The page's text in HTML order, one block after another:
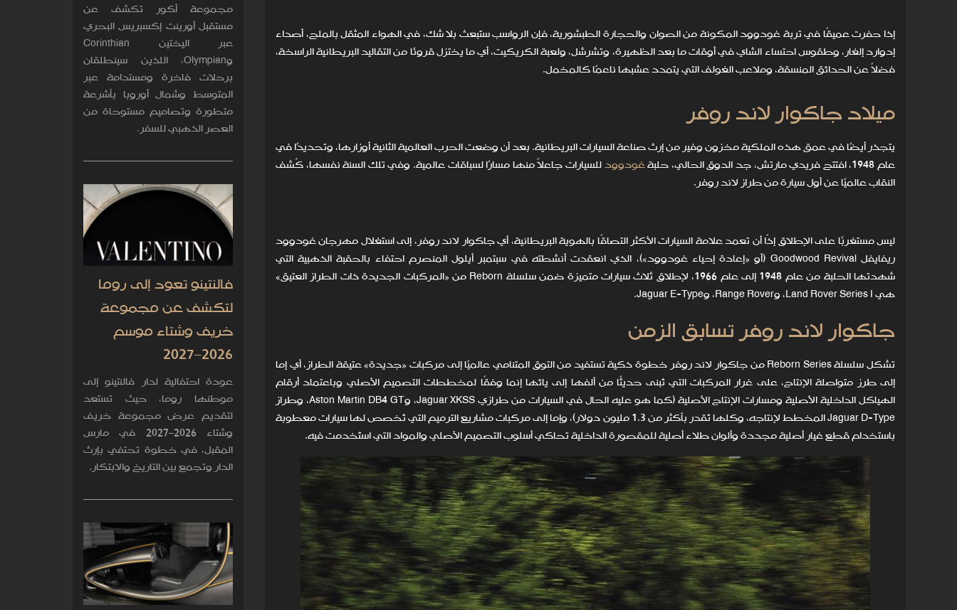
إذا حفرت عميقًا في تربة غودوود المكونة من الصوان والحجارة الطبشورية، فإن الرواسب ستَبعث بلا شك، في الهواء المثقل بالملح، أصداء
إدوارد إلغار، وطقوس احتساء الشاي في أوقات ما بعد الظهيرة، وتشرشل، ولعبة الكريكيت، أي ما يختزل قرونًا من التقاليد البريطانية الراسخة،
فضلاً عن الحدائق المنسقة، وملاعب الغولف التي يتمدد عشبها ناعمًا كالمخمل.
ميلاد جاكوار لاند روفر
يتجذر أيضًا في عمق هذه الملكية مخزون وفير من إرث صناعة السيارات البريطانية. بعد أن وضعت الحرب العالمية الثانية أوزارها، وتحديدًا في
عام 1948، افتتح فريدي مارتش، جد الدوق الحالي، حلبة
غودوودللسيارات جاعلاً منها مسارًا لسباقات عالمية. وفي تلك السنة نفسها، كُشف
النقاب عالميًا عن أول سيارة من طراز لاند روفر.
ليس مستغربًا على الإطلاق إذًا أن تعمد علامة السيارات الأكثر التصاقًا بالهوية البريطانية، أي جاكوار لاند روفر، إلى استغلال مهرجان غودوود
ريفايفل Goodwood Revival (أو «إعادة إحياء غودوود»)، الذي انعقدت أنشطته في سبتمبر أيلول المنصرم احتفاء بالحقبة الذهبية التي
شهدتها الحلبة من عام 1948 إلى عام 1966، لإطلاق ثلاث سيارات متميزة ضمن سلسلة Reborn من «المركبات الجديدة ذات الطراز العتيق»
هي Land Rover Series I، وRange Rover، وJaguar E-Type.
جاكوار لاند روفر تسابق الزمن
تشكل سلسلة Reborn Series من جاكوار لاند روفر خطوة ذكية تستفيد من التوق المتنامي عالميًا إلى مركبات «جديدة» عتيقة الطراز، أي إما
إلى طرز متواصلة الإنتاج، على غرار المركبات التي تُبنى حديثًا من ألفها إلى يائها إنما وفقًا لمخططات التصميم الأصلي وباعتماد أرقام
الهياكل الداخلية الأصلية ومسارات الإنتاج الأصلية (كما هو عليه الحال في السيارات من طرازي Jaguar XKSS، وAston Martin DB4 GT، وطراز
Jaguar D-Type المخطط لإنتاجه، وكلها تُقدر بأكثر من 1.3 مليون دولار)، وإما إلى مركبات مشاريع الترميم التي تُخصص لها سيارات معطوبة
باستخدام قطع غيار أصلية مجددة وألوان طلاء أصلية للمقصورة الداخلية تحاكي أسلوب التصميم الأصلي والمواد التي استُخدمت فيه.
مجموعة أكور تكشف عن
مستقبل أورينت إكسبريس البحري
عبر اليختين Corinthian
وOlympian، اللذين سينطلقان
برحلات فاخرة ومستدامة عبر
المتوسط وشمال أوروبا بأشرعة
متطورة وتصاميم مستوحاة من
العصر الذهبي للسفر.
فالنتينو تعود إلى روما
لتكشف عن مجموعة
خريف وشتاء موسم
2026–2027
عودة احتفالية لدار فالنتينو إلى
موطنها روما، حيث تستعد
لتقديم عرض مجموعة خريف
وشتاء 2026–2027 في مارس
المقبل، في خطوة تحتفي بإرث
الدار وتجمع بين التاريخ والابتكار.